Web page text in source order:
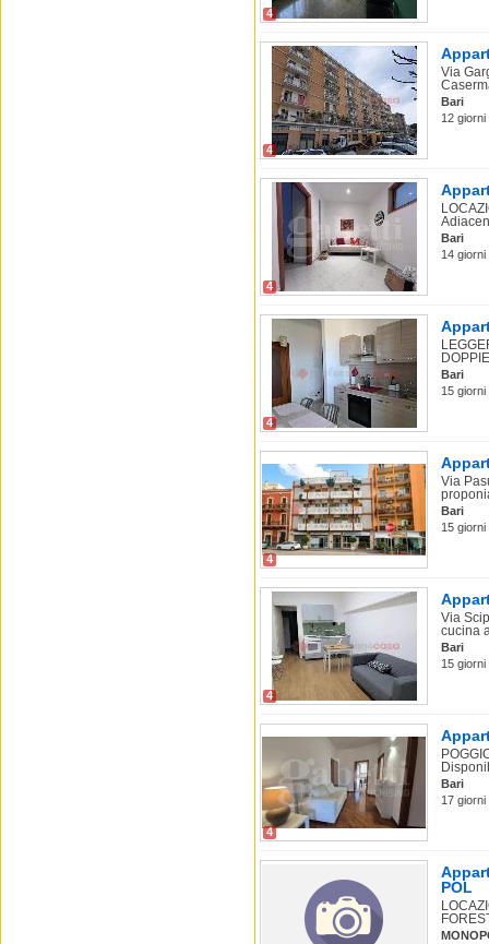
4
4
Via
Bari
12
4
Bari
14
4
Bari
15
4
Via
Bari
15
4
Via
cucina
Bari
15
4
Bari
17
POL